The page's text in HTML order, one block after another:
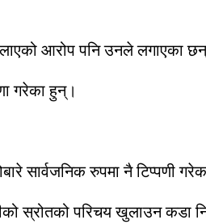
आरोप पनि उनले लगाएका
गरेका हुन्।
सार्वजनिक रुपमा नै टिप्पणी
स्रोतको परिचय खुलाउन कडा